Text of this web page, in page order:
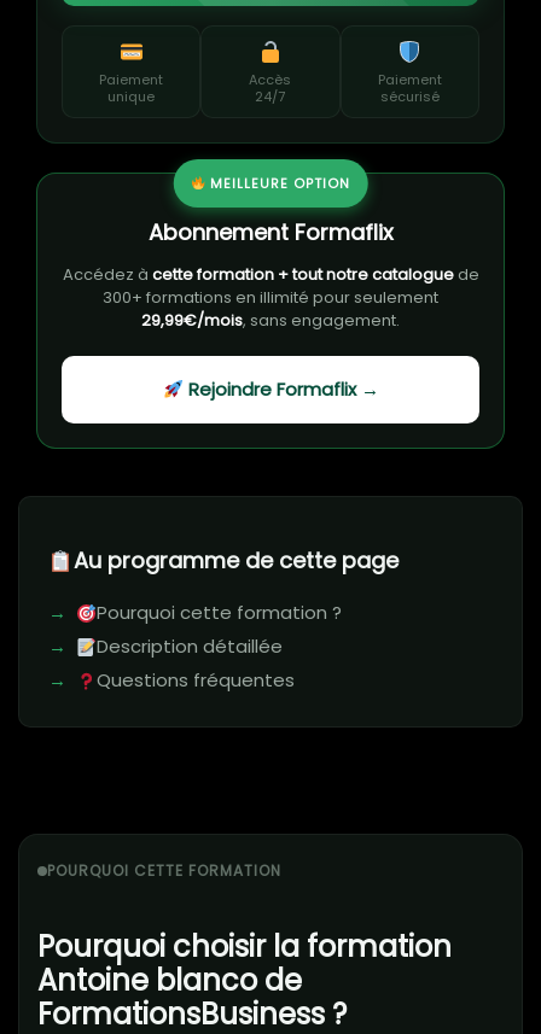
Au programme de cette page
Pourquoi cette formation ?
Description détaillée
Questions fréquentes
POURQUOI CETTE FORMATION
Pourquoi choisir la formation
Antoine blanco de
FormationsBusiness ?
Paiement
unique
Accès
24/7
Paiement
sécurisé
MEILLEURE OPTION
Abonnement Formaflix
Accédez à cette formation + tout notre cataloguede
300+ formations en illimité pour seulement
29,99€/mois, sans engagement.
Rejoindre Formaflix →